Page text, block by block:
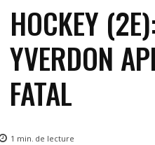
HOCKEY
YVERDON
FATAL
1 min. de lecture